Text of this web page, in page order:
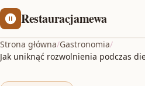
Restauracjamewa
Strona główna/Gastronomia/
Jak uniknąć rozwolnienia podczas